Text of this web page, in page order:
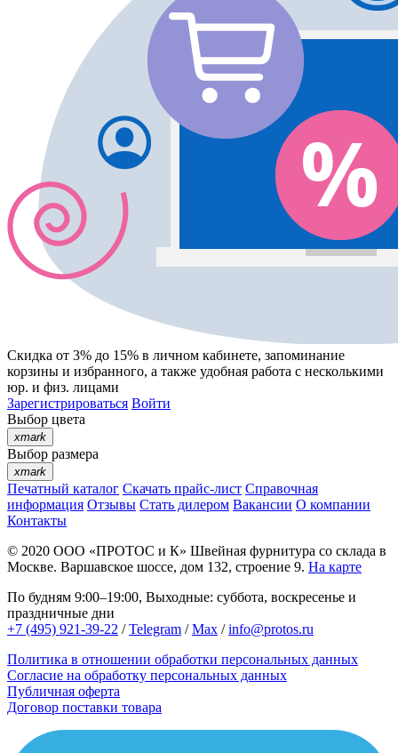
Скидка от 3% до 15% в личном кабинете, запоминание
корзины и избранного, а также удобная работа с несколькими
юр. и физ. лицами
Зарегистрироваться Войти
Выбор цвета
xmark
Выбор размера
xmark
Печатный каталог Скачать прайс-лист Справочная
информация Отзывы Стать дилером Вакансии О компании
Контакты
© 2020 ООО «ПРОТОС и К» Швейная фурнитура со склада в
Москве. Варшавское шоссе, дом 132, строение 9. На карте
По будням 9:00–19:00, Выходные: суббота, воскресенье и
праздничные дни
+7 (495) 921-39-22 /Telegram /Max /info@protos.ru
Политика в отношении обработки персональных данных
Согласие на обработку персональных данных
Публичная оферта
Договор поставки товара